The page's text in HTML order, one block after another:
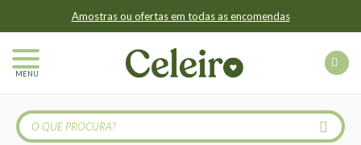
Amostras ou ofertas em todas as encomendas
MENU